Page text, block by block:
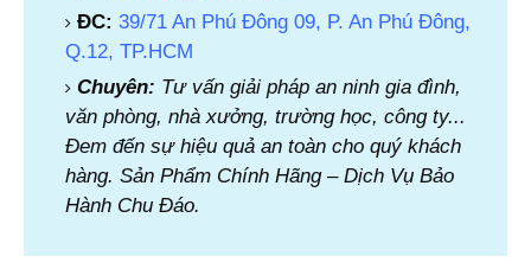
ĐC: 39/71 An Phú Đông 09, P. An Phú Đông,
Q.12, TP.HCM
Chuyên: Tư vấn giải pháp an ninh gia đình,
văn phòng, nhà xưởng, trường học, công ty...
Đem đến sự hiệu quả an toàn cho quý khách
hàng. Sản Phẩm Chính Hãng – Dịch Vụ Bảo
Hành Chu Đáo.